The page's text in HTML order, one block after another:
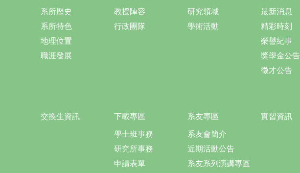
系所歷史
系所特色
地理位置
職涯發展
教授陣容
行政團隊
研究領域
學術活動
最新消息
精彩時刻
榮譽紀事
獎學金公告
徵才公告
交換生資訊 下載專區
學士班事務
研究所事務
申請表單
系友專區
系友會簡介
近期活動公告
系友系列演講專區
實習資訊